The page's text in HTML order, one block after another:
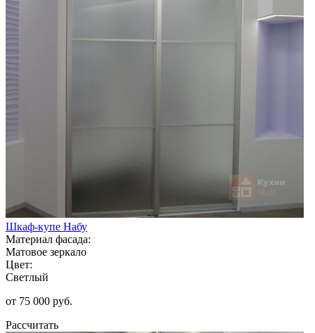
Шкаф-купе Набу
Материал фасада:
Матовое зеркало
Цвет:
Светлый
от 75 000 руб.
Рассчитать